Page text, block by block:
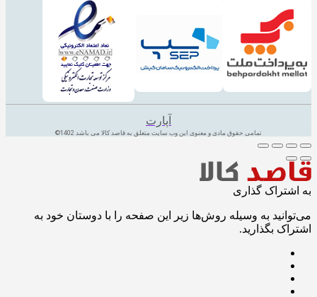
آپارت
تمامی حقوق مادی و معنوی این وب سایت متعلق به قاصد کالا می باشد 1402©
به اشتراک گذاری
می‌توانید به وسیله روش‌ها زیر این صفحه را با دوستان خود به
اشتراک بگذارید.